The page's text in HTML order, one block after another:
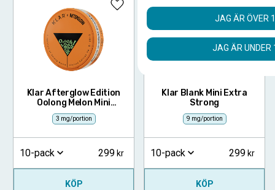
Klar Afterglow Edition
Oolong Melon Mini
Regular
3 mg/portion
Lägg till i favoriter
10-pack 299
KÖP
Klar Blank Mini Extra
Strong
9 mg/portion
Lägg
10-pack 299
KÖP
JAG ÄR ÖVER
JAG ÄR UNDER